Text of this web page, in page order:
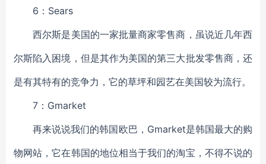
6：Sears
西尔斯是美国的一家批量商家零售商，虽说近几年西
尔斯陷入困境，但是其作为美国的第三大批发零售商，还
是有其特有的竞争力，它的草坪和园艺在美国较为流行。
7：Gmarket
再来说说我们的韩国欧巴，Gmarket是韩国最大的购
物网站，它在韩国的地位相当于我们的淘宝，不得不说的